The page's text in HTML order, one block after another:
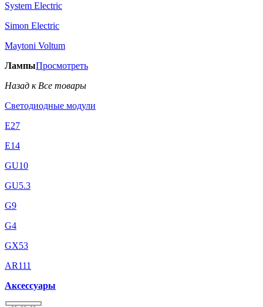
System Electric
Simon Electric
Maytoni Voltum
ЛампыПросмотреть
Назад к Все товары
Светодиодные модули
E27
E14
GU10
GU5.3
G9
G4
GX53
AR111
Аксессуары